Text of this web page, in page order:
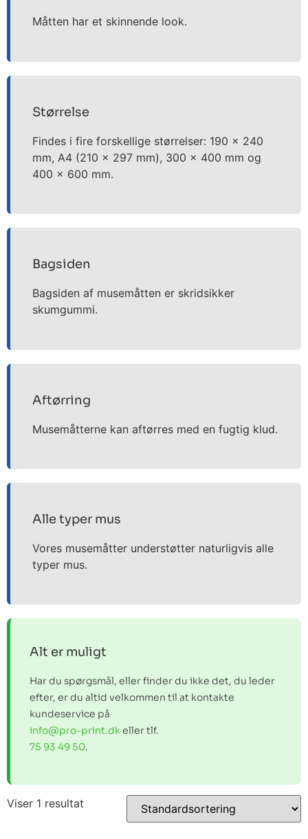
Måtten har et skinnende look.
Størrelse
Findes i fire forskellige størrelser: 190 x 240
mm, A4 (210 x 297 mm), 300 x 400 mm og
400 x 600 mm.
Bagsiden
Bagsiden af musemåtten er skridsikker
skumgummi.
Aftørring
Musemåtterne kan aftørres med en fugtig klud.
Alle typer mus
Vores musemåtter understøtter naturligvis alle
typer mus.
Alt er muligt
Har du spørgsmål, eller finder du ikke det, du leder
efter, er du altid velkommen til at kontakte
kundeservice på
info@pro-print.dkeller tlf.
75 93 49 50.
Viser 1 resultat